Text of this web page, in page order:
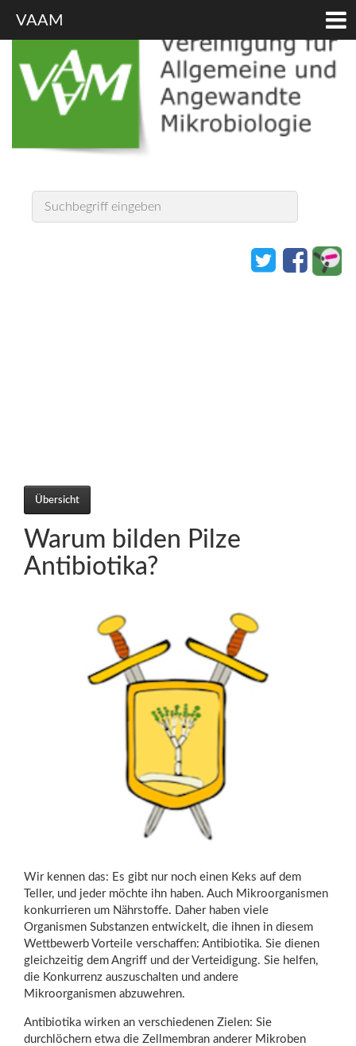
Übersicht
Warum bilden Pilze
Antibiotika?
Wir kennen das: Es gibt nur noch einen Keks auf dem
Teller, und jeder möchte ihn haben. Auch Mikroorganismen
konkurrieren um Nährstoffe. Daher haben viele
Organismen Substanzen entwickelt, die ihnen in diesem
Wettbewerb Vorteile verschaffen: Antibiotika. Sie dienen
gleichzeitig dem Angriff und der Verteidigung. Sie helfen,
die Konkurrenz auszuschalten und andere
Mikroorganismen abzuwehren.
Antibiotika wirken an verschiedenen Zielen: Sie
durchlöchern etwa die Zellmembran anderer Mikroben